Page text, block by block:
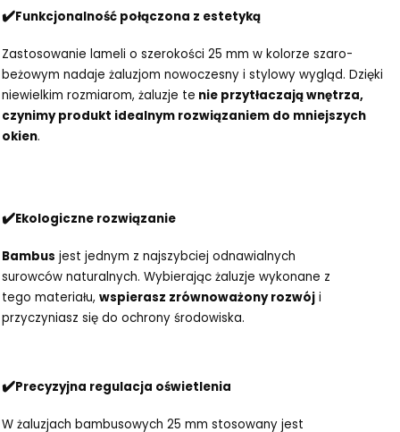
✔️Funkcjonalność połączona z estetyką
Zastosowanie lameli o szerokości 25 mm w kolorze szaro-
beżowym nadaje żaluzjom nowoczesny i stylowy wygląd. Dzięki
niewielkim rozmiarom, żaluzje te nie przytłaczają wnętrza,
czynimy produkt idealnym rozwiązaniem do mniejszych
okien.
✔️Ekologiczne rozwiązanie
Bambus jest jednym z najszybciej odnawialnych
surowców naturalnych. Wybierając żaluzje wykonane z
tego materiału, wspierasz zrównoważony rozwój i
przyczyniasz się do ochrony środowiska.
✔️Precyzyjna regulacja oświetlenia
W żaluzjach bambusowych 25 mm stosowany jest